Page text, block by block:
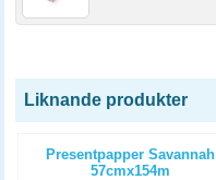
Liknande produkter
Presentpapper Savannah
57cmx154m